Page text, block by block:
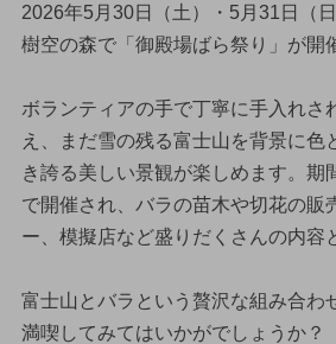
2026年5月30日（土）・5月31日（
樹空の森で「御殿場ばら祭り」が開
ボランティアの手で丁寧に手入れさ
え、まだ雪の残る富士山を背景に色
き誇る美しい景観が楽しめます。期
で開催され、バラの苗木や切花の販
ー、模擬店など盛りだくさんの内容
富士山とバラという贅沢な組み合わ
満喫してみてはいかがでしょうか？